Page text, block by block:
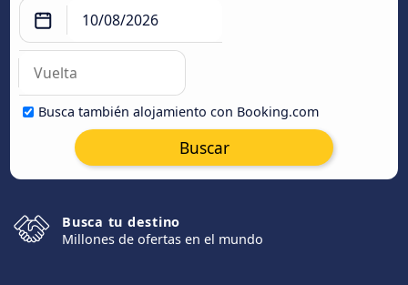
Busca también alojamiento con Booking.com
Buscar
Busca tu destino
Millones de ofertas en el mundo